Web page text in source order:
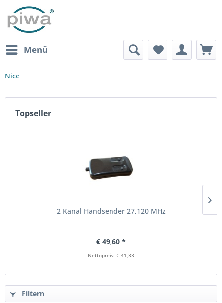
Menü
Nice
Topseller
2 Kanal Handsender 27,120 MHz
€ 49,60 *
Nettopreis: € 41,33
Filtern